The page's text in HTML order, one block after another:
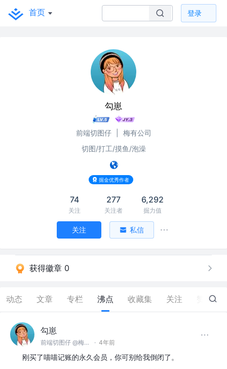
首页 登录
勾崽
前端切图仔
梅有公司
切图/打工/摸鱼/泡澡
掘金优秀作者
74
关注
277
关注者
6,292
掘力值
关注 私信
获得徽章 0
动态 文章 专栏 沸点 收藏集 关注 120
勾崽
前端切图仔 @梅有公司 · 4年前
刚买了喵喵记账的永久会员，你可别给我倒闭了。